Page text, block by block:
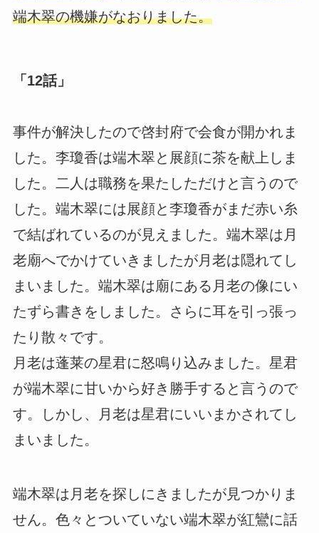
端木翠の機嫌がなおりました。
「12話」
事件が解決したので啓封府で会食が開かれま
した。李瓊香は端木翠と展顔に茶を献上しま
した。二人は職務を果たしただけと言うので
した。端木翠には展顔と李瓊香がまだ赤い糸
で結ばれているのが見えました。端木翠は月
老廟へでかけていきましたが月老は隠れてし
まいました。端木翠は廟にある月老の像にい
たずら書きをしました。さらに耳を引っ張っ
たり散々です。
月老は蓬莱の星君に怒鳴り込みました。星君
が端木翠に甘いから好き勝手すると言うので
す。しかし、月老は星君にいいまかされてし
まいました。
端木翠は月老を探しにきましたが見つかりま
せん。色々とついていない端木翠が紅鸞に話